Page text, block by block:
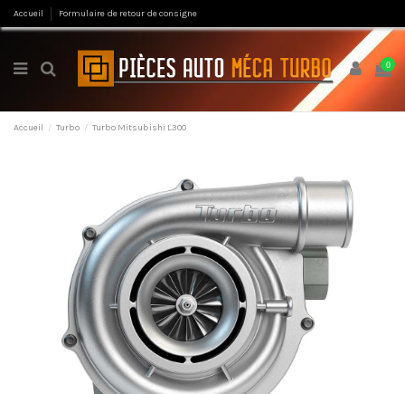
Accueil Formulaire de retour de consigne
0
Accueil Turbo Turbo Mitsubishi L300